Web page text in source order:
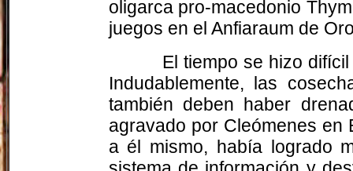
oligarca pro-macedonio
juegos en el Anfiaraum de
El tiempo se hizo
Indudablemente, las
también deben haber
agravado por Cleómenes en
a él mismo, había logrado